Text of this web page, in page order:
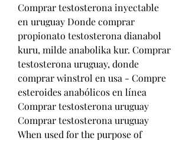
Comprar testosterona inyectable
en uruguay Donde comprar
propionato testosterona dianabol
kuru, milde anabolika kur. Comprar
testosterona uruguay, donde
comprar winstrol en usa - Compre
esteroides anabólicos en línea
Comprar testosterona uruguay
Comprar testosterona uruguay
When used for the purpose of